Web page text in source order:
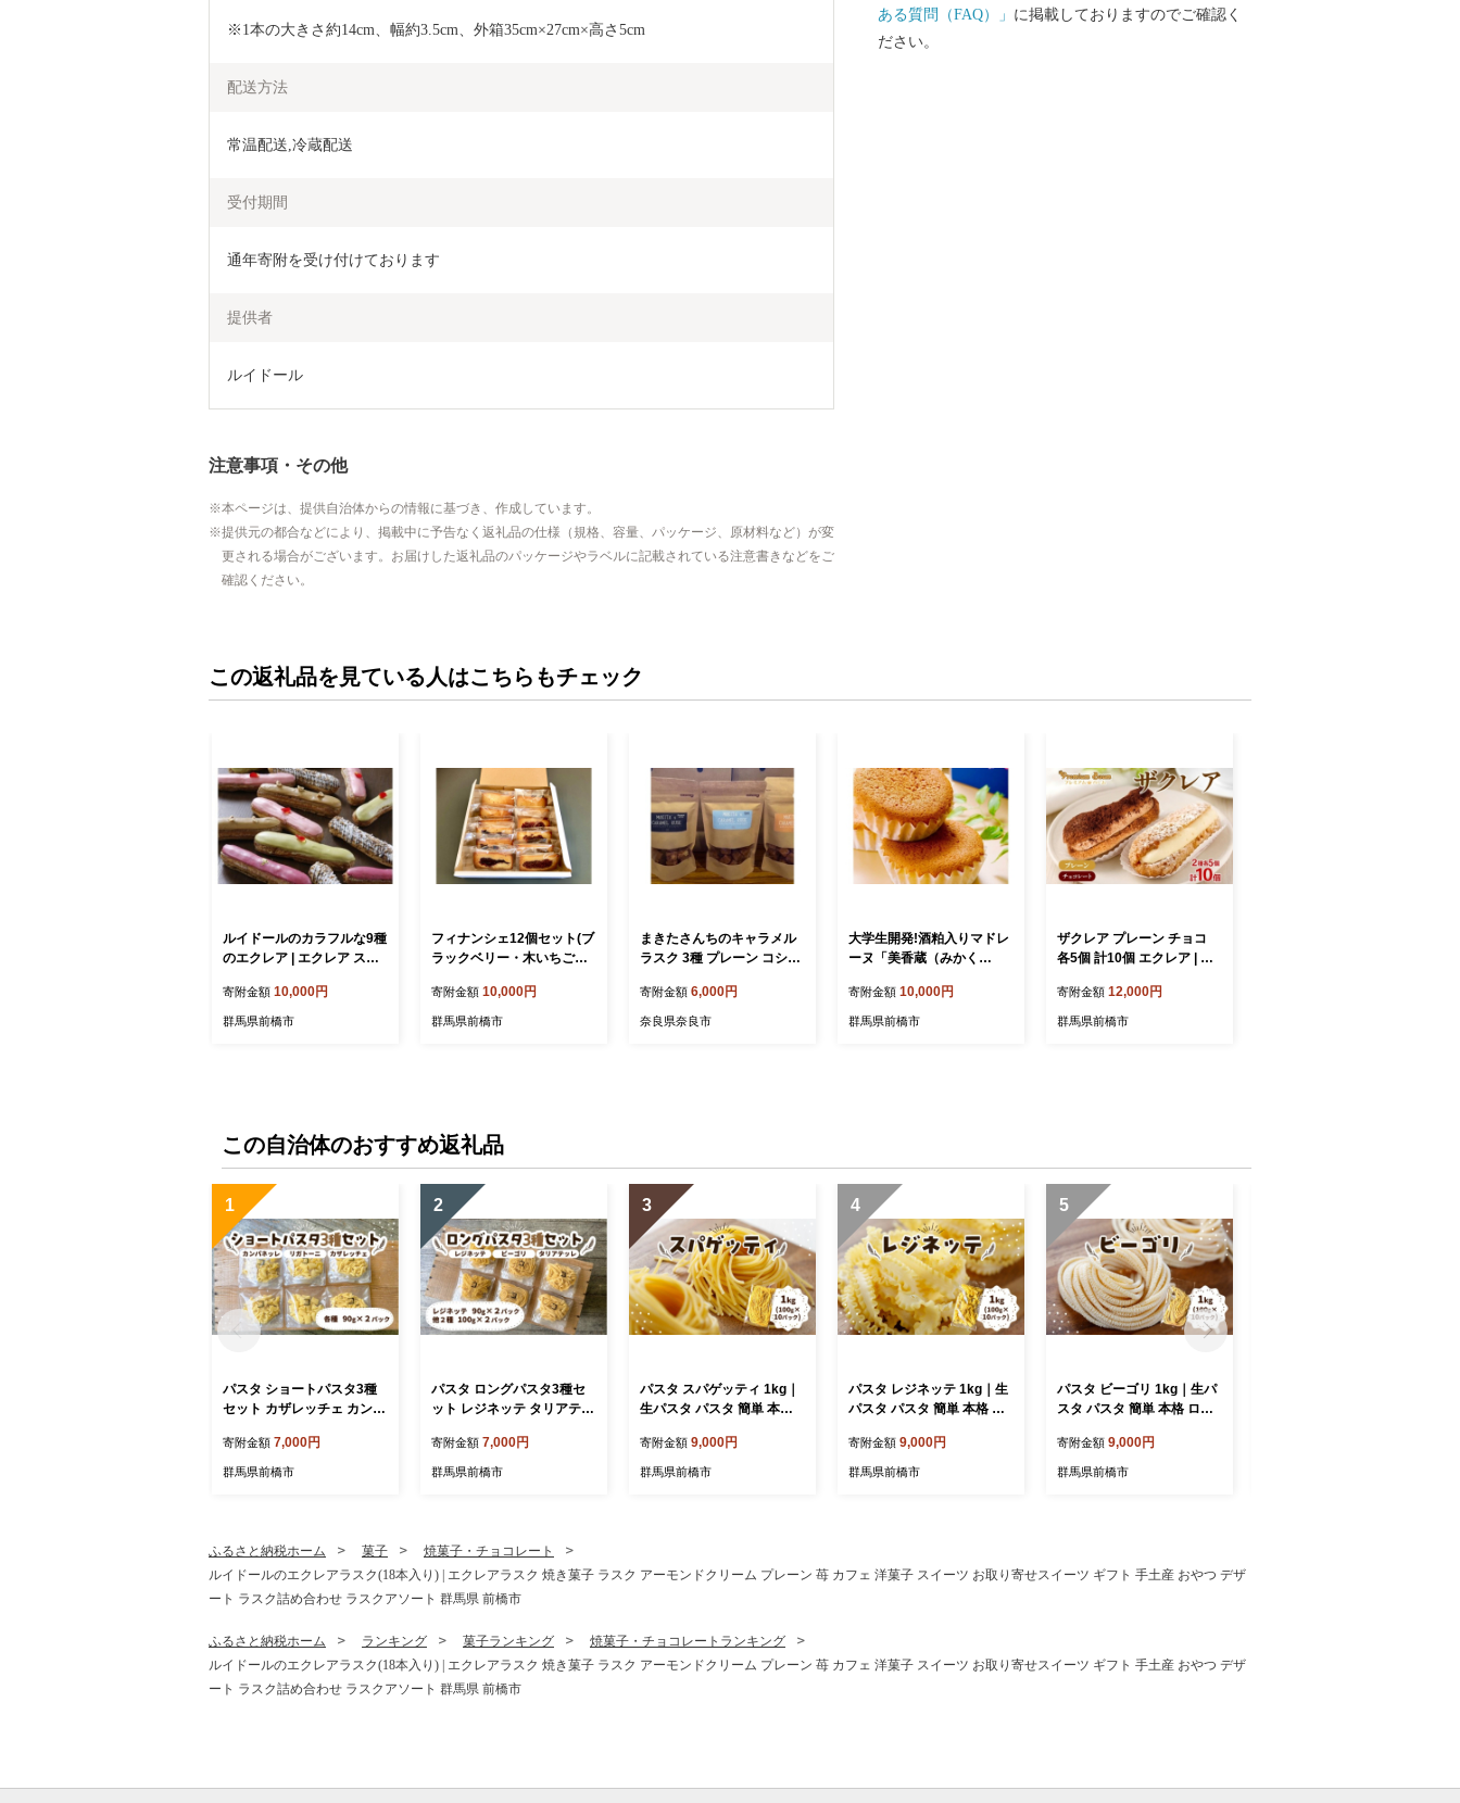
※1本の大きさ約14cm、幅約3.5cm、外箱35cm×27cm×高さ5cm
配送方法
常温配送,冷蔵配送
受付期間
通年寄附を受け付けております
提供者
ルイドール
注意事項・その他
本ページは、提供自治体からの情報に基づき、作成しています。
提供元の都合などにより、掲載中に予告なく返礼品の仕様（規格、容量、パッケージ、原材料など）が変
更される場合がございます。お届けした返礼品のパッケージやラベルに記載されている注意書きなどをご
確認ください。
ある質問（FAQ）」 に掲載しておりますのでご確認く
ださい。
この返礼品を見ている人はこちらもチェック
ルイドールのカラフルな9種
のエクレア | エクレア スイ
ラフル おしゃれ ギフト 手
土産 プレゼント お取り寄せ
寄附金額 10,000円
群馬県前橋市
フィナンシェ12個セット(ブ
ラックベリー・木いちご・
き菓子 ギフト スイーツ プ
レゼント お取り寄せ 手土産
寄附金額 10,000円
群馬県前橋市
まきたさんちのキャラメル
ラスク 3種 プレーン コショ
子 スイーツ 洋菓子 菓子 ギ
フト Sサイズ まきたさんち
寄附金額 6,000円
奈良県奈良市
大学生開発!酒粕入りマドレ
ーヌ「美香蔵（みかく
ヌ 酒粕スイーツ 酒粕マドレ
ーヌ 焼き菓子 洋菓子 スイ
寄附金額 10,000円
群馬県前橋市
ザクレア プレーン チョコ
各5個 計10個 エクレア | カ
ッキー生地 ザクザク食感 洋
菓子 チョコレート 焼き菓子
寄附金額 12,000円
群馬県前橋市
この自治体のおすすめ返礼品
1
パスタ ショートパスタ3種
セット カザレッチェ カンパ
タ パスタ コナリエ 簡単 本
格 ショートパスタ カザレッ
ん 簡単ご飯 コナリエ 群馬
寄附金額 7,000円
群馬県前橋市
2
パスタ ロングパスタ3種セ
ット レジネッテ タリアテッ
タ コナリエ 簡単 本格 ロン
グパスタ レジネッテ タリア
コナリエ 群馬県 前橋市
寄附金額 7,000円
群馬県前橋市
3
パスタ スパゲッティ 1kg｜
生パスタ パスタ 簡単 本格
小麦 美味しい おいしい 楽
しい おうちごはん 簡単ご飯
寄附金額 9,000円
群馬県前橋市
4
パスタ レジネッテ 1kg｜生
パスタ パスタ 簡単 本格 ロ
美味しい おいしい 楽しい
おうちごはん 簡単ご飯 コナ
寄附金額 9,000円
群馬県前橋市
5
パスタ ビーゴリ 1kg｜生パ
スタ パスタ 簡単 本格 ロン
味しい おいしい 楽しい お
うちごはん 簡単ご飯 コナリ
寄附金額 9,000円
群馬県前橋市
ふるさと納税ホーム 菓子
焼菓子・チョコレート
ルイドールのエクレアラスク(18本入り) | エクレアラスク 焼き菓子 ラスク アーモンドクリーム プレーン 苺 カフェ 洋菓子 スイーツ お取り寄せスイーツ ギフト 手土産 おやつ デザ
ート ラスク詰め合わせ ラスクアソート 群馬県 前橋市
ふるさと納税ホーム ランキング 菓子ランキング
焼菓子・チョコレートランキング
ルイドールのエクレアラスク(18本入り) | エクレアラスク 焼き菓子 ラスク アーモンドクリーム プレーン 苺 カフェ 洋菓子 スイーツ お取り寄せスイーツ ギフト 手土産 おやつ デザ
ート ラスク詰め合わせ ラスクアソート 群馬県 前橋市